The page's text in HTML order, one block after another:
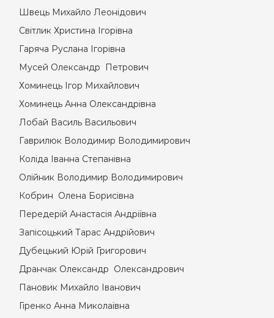
Швець Михайло Леонідович
Світлик Христина Ігорівна
Гаряча Руслана Ігорівна
Мусей Олександр Петрович
Хоминець Ігор Михайлович
Хоминець Анна Олександрівна
Лобай Василь Васильович
Гаврилюк Володимир Володимирович
Коліда Іванна Степанівна
Олійник Володимир Володимирович
Кобрин Олена Борисівна
Передерій Анастасія Андріївна
Запісоцький Тарас Андрійович
Дубецький Юрій Григорович
Дранчак Олександр Олександрович
Пановик Михайло Іванович
Гіренко Анна Миколаївна